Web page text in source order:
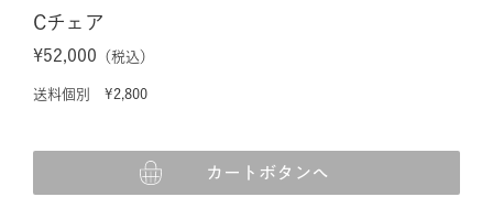
Cチェア
¥52,000 （税込）
送料個別 ¥2,800
カートボタンへ